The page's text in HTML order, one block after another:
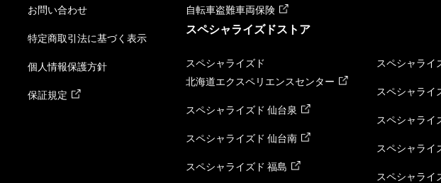
お問い合わせ
特定商取引法に基づく表示
個人情報保護方針
保証規定
自転車盗難車両保険
スペシャライズドストア
スペシャライズド
北海道エクスペリエンスセンター
スペシャライズド 仙台泉
スペシャライズド 仙台南
スペシャライズド 福島
スペシャライ
スペシャライ
スペシャライ
スペシャライ
スペシャライ